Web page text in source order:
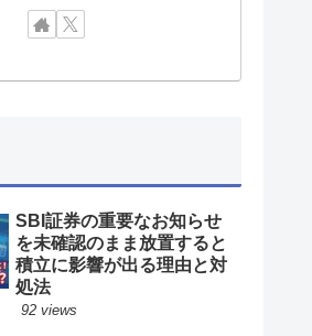
SBI証券の重要なお知らせ
を未確認のまま放置すると
積立に影響が出る理由と対
処法
92 views